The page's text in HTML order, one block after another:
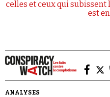
celles et ceux qui
est
ANALYSES